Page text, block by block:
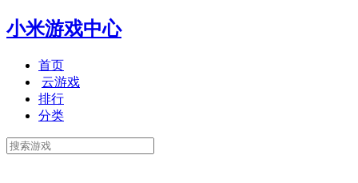
小米游戏中心
首页
云游戏
排行
分类